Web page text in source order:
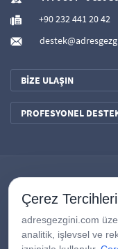
+90 232 441 20 42
BİZE ULAŞIN
PROFESYONEL
Çerez
adresgezgini.com
analitik, işlevsel ve